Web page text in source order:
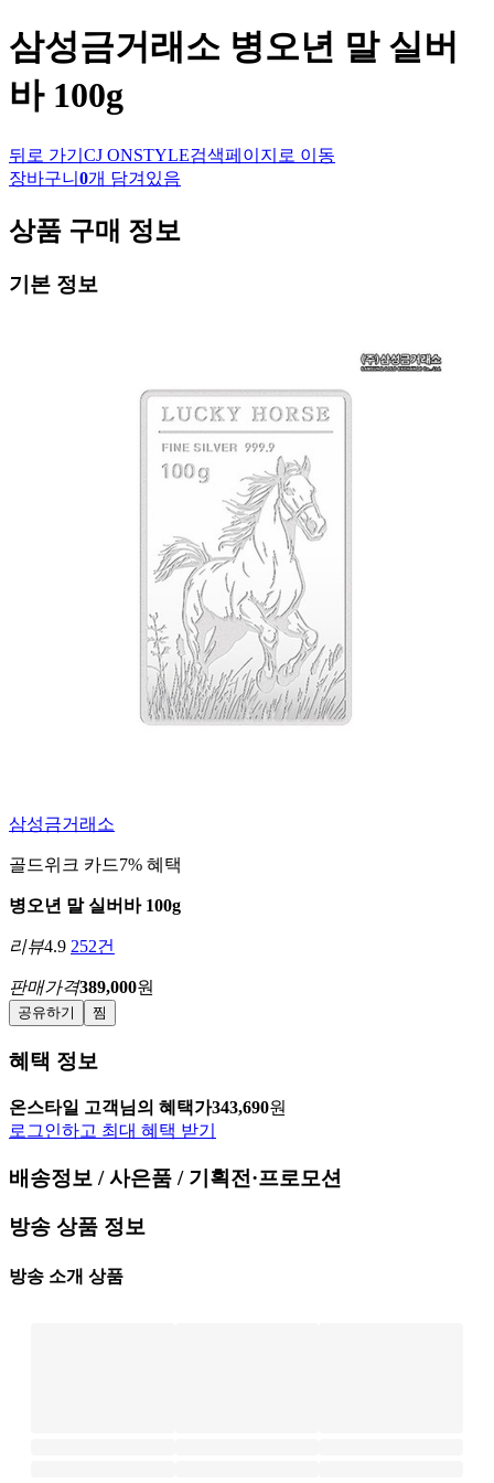
삼성금거래소 병오년 말 실버
바 100g
뒤로 가기 CJ ONSTYLE검색페이지로 이동
장바구니 0개 담겨있음
상품 구매 정보
기본 정보
삼성금거래소
골드위크 카드7% 혜택
병오년 말 실버바 100g
리뷰4.9 252건
판매가격389,000원
공유하기 찜
혜택 정보
온스타일 고객님의 혜택가343,690원
로그인하고 최대 혜택 받기
배송정보 / 사은품 / 기획전·프로모션
방송 상품 정보
방송 소개 상품